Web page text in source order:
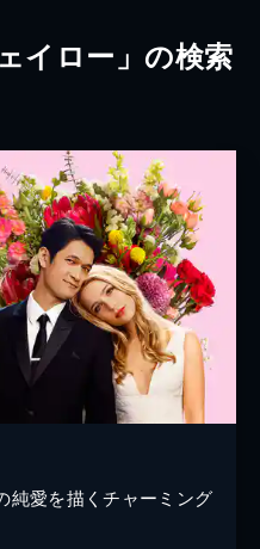
イロー」の検索
純愛を描くチャーミング